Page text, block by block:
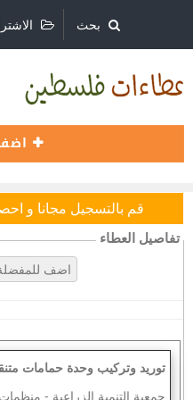
بحث
اضف
قم بالتسجيل مجانا و
تفاصيل العطاء
‏توريد وتركيب وحدة حمامات
جمعية التنمية الزراعية-منظمات